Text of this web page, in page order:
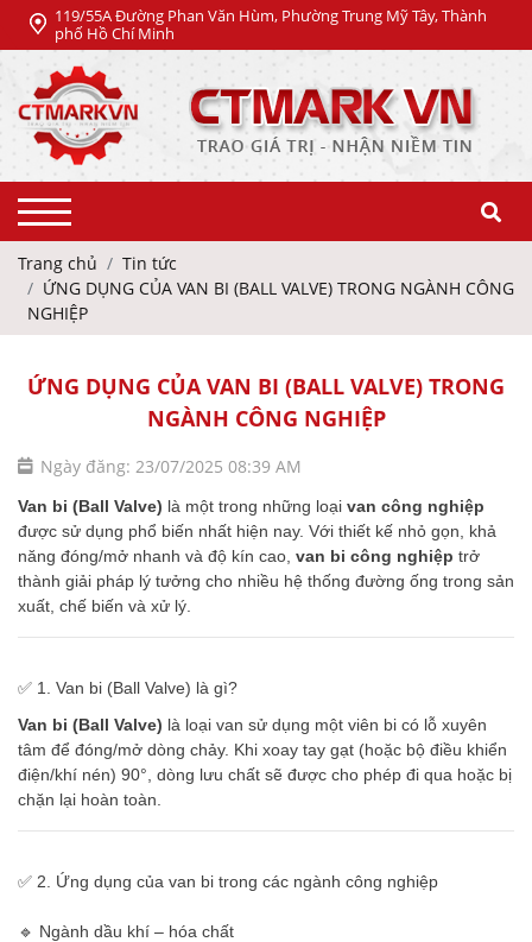
119/55A Đường Phan Văn Hùm, Phường Trung Mỹ Tây, Thành
phố Hồ Chí Minh
Trang chủ
Tin tức
ỨNG DỤNG CỦA VAN BI (BALL VALVE) TRONG NGÀNH CÔNG
NGHIỆP
ỨNG DỤNG CỦA VAN BI (BALL VALVE) TRONG
NGÀNH CÔNG NGHIỆP
Ngày đăng: 23/07/2025 08:39 AM
Van bi (Ball Valve) là một trong những loại van công nghiệp
được sử dụng phổ biến nhất hiện nay. Với thiết kế nhỏ gọn, khả
năng đóng/mở nhanh và độ kín cao, van bi công nghiệp trở
thành giải pháp lý tưởng cho nhiều hệ thống đường ống trong sản
xuất, chế biến và xử lý.
✅ 1. Van bi (Ball Valve) là gì?
Van bi (Ball Valve) là loại van sử dụng một viên bi có lỗ xuyên
tâm để đóng/mở dòng chảy. Khi xoay tay gạt (hoặc bộ điều khiển
điện/khí nén) 90°, dòng lưu chất sẽ được cho phép đi qua hoặc bị
chặn lại hoàn toàn.
✅ 2. Ứng dụng của van bi trong các ngành công nghiệp
🔹 Ngành dầu khí – hóa chất